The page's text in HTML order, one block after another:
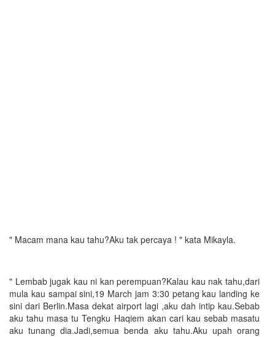
" Macam mana kau tahu?Aku tak percaya ! " kata Mikayla.
" Lembab jugak kau ni kan perempuan?Kalau kau nak tahu,dari
mula kau sampai sini,19 March jam 3:30 petang kau landing ke
sini dari Berlin.Masa dekat airport lagi ,aku dah intip kau.Sebab
aku tahu masa tu Tengku Haqiem akan cari kau sebab masatu
aku tunang dia.Jadi,semua benda aku tahu.Aku upah orang